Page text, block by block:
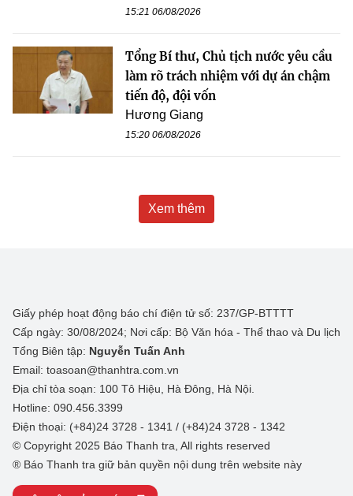
15:21 06/08/2026
Tổng Bí thư, Chủ tịch nước yêu cầu
làm rõ trách nhiệm với dự án chậm
tiến độ, đội vốn
Hương Giang
15:20 06/08/2026
Xem thêm
Giấy phép hoạt động báo chí điện tử số: 237/GP-BTTTT
Cấp ngày: 30/08/2024; Nơi cấp: Bộ Văn hóa - Thể thao và Du lịch
Tổng Biên tập: Nguyễn Tuấn Anh
Email: toasoan@thanhtra.com.vn
Địa chỉ tòa soạn: 100 Tô Hiệu, Hà Đông, Hà Nội.
Hotline: 090.456.3399
Điện thoại: (+84)24 3728 - 1341 / (+84)24 3728 - 1342
© Copyright 2025 Báo Thanh tra, All rights reserved
® Báo Thanh tra giữ bản quyền nội dung trên website này